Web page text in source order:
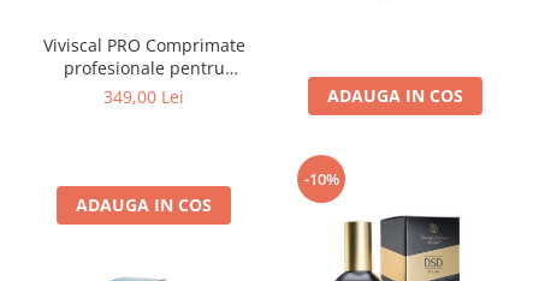
ADAUGA IN COS
Viviscal PRO Comprimate
profesionale pentru
creșterea părului pentru
349,00 Lei
ADAUGA IN COS
-10%